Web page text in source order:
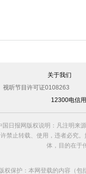
日 盘点各国政要发型
关于我们
视听节目许可证0108263
12300电信
国日报网版权说明：凡注明来
许禁止转载、使用，违者必究
体，目的在于
版权保护：本网登载的内容（包